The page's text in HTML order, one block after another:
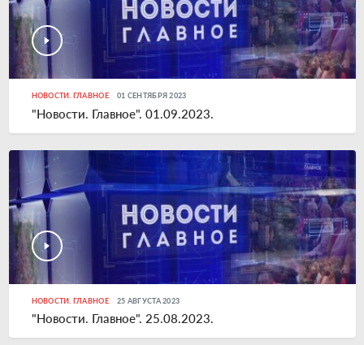
НОВОСТИ. ГЛАВНОЕ 01 СЕНТЯБРЯ 2023
"Новости. Главное". 01.09.2023.
НОВОСТИ. ГЛАВНОЕ 25 АВГУСТА 2023
"Новости. Главное". 25.08.2023.